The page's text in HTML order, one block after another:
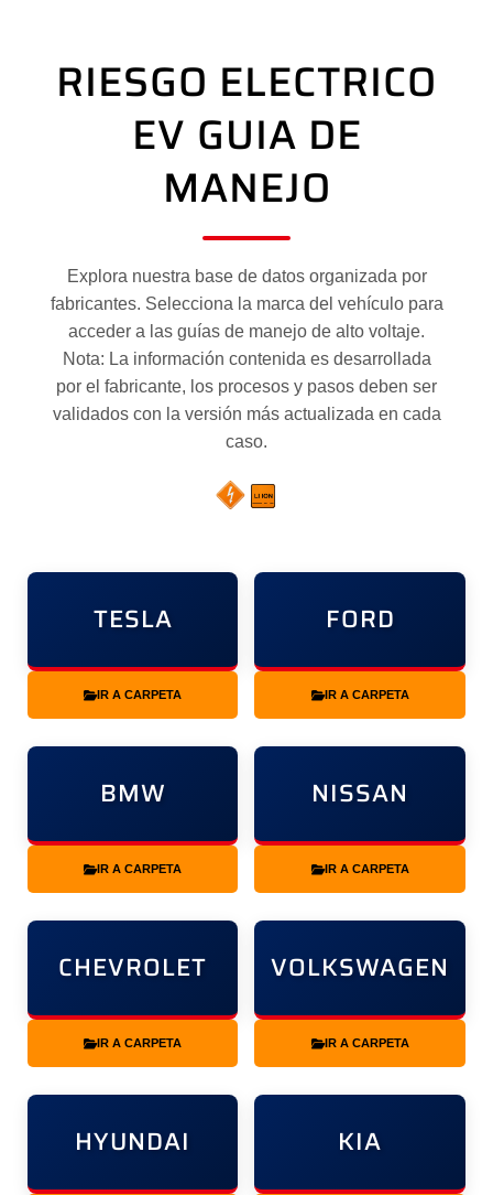
RIESGO ELECTRICO
EV GUIA DE
MANEJO
Explora nuestra base de datos organizada por
fabricantes. Selecciona la marca del vehículo para
acceder a las guías de manejo de alto voltaje.
Nota: La información contenida es desarrollada
por el fabricante, los procesos y pasos deben ser
validados con la versión más actualizada en cada
caso.
TESLA
IR A CARPETA
FORD
IR A CARPETA
BMW
IR A CARPETA
NISSAN
IR A CARPETA
CHEVROLET
IR A CARPETA
VOLKSWAGEN
IR A CARPETA
HYUNDAI KIA